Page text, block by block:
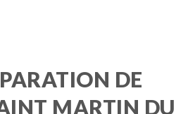
DE
MARTIN DU